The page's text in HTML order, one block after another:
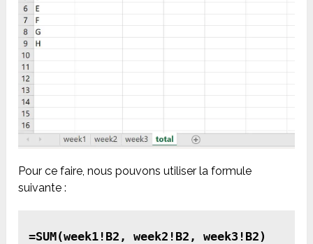
Pour ce faire, nous pouvons utiliser la formule
suivante :
=SUM(week1!B2, week2!B2, week3!B2)